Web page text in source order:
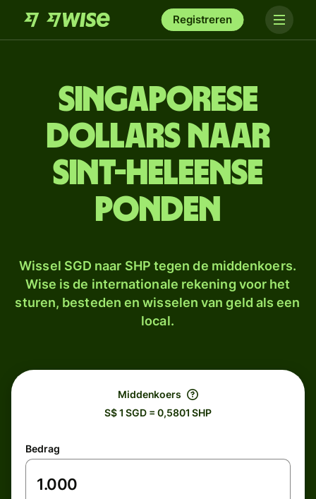
Registreren
Singaporese
dollars naar
Sint-Heleense
ponden
Wissel SGD naar SHP tegen de middenkoers.
Wise is de internationale rekening voor het
sturen, besteden en wisselen van geld als een
local.
Middenkoers
S$ 1 SGD = 0,5801 SHP
Bedrag